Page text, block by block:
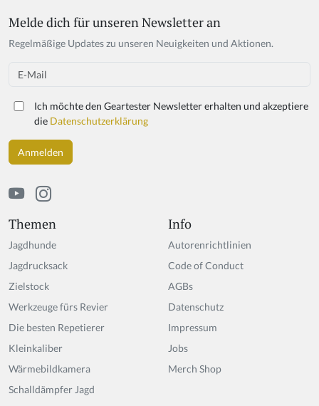
Themen
Jagdhunde
Jagdrucksack
Zielstock
Werkzeuge fürs Revier
Die besten Repetierer
Kleinkaliber
Wärmebildkamera
Schalldämpfer Jagd
Info
Autorenrichtlinien
Code of Conduct
AGBs
Datenschutz
Impressum
Jobs
Merch Shop
Melde dich für unseren Newsletter an
Regelmäßige Updates zu unseren Neuigkeiten und Aktionen.
Email
Ich möchte den Geartester Newsletter erhalten und akzeptiere
die Datenschutzerklärung